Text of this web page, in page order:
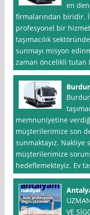
en
firmalarından biridir.
profesyonel bir
taşımacılık
sunmayı misyon
zaman öncelikli tutan
memnuniyetine
müşterilerimize son
sunmaktayız.
müşterilerimize
hedeflemekteyiz. Ev
VE